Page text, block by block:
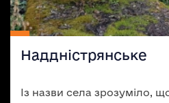
Наддністрянське
Із назви села зрозуміло,